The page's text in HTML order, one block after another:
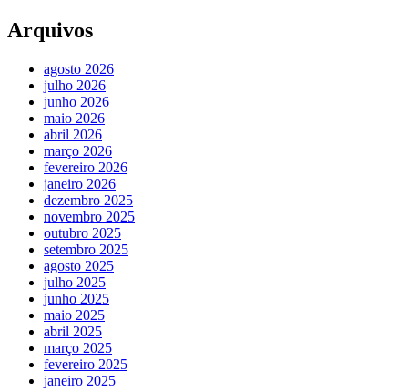
Arquivos
agosto 2026
julho 2026
junho 2026
maio 2026
abril 2026
março 2026
fevereiro 2026
janeiro 2026
dezembro 2025
novembro 2025
outubro 2025
setembro 2025
agosto 2025
julho 2025
junho 2025
maio 2025
abril 2025
março 2025
fevereiro 2025
janeiro 2025